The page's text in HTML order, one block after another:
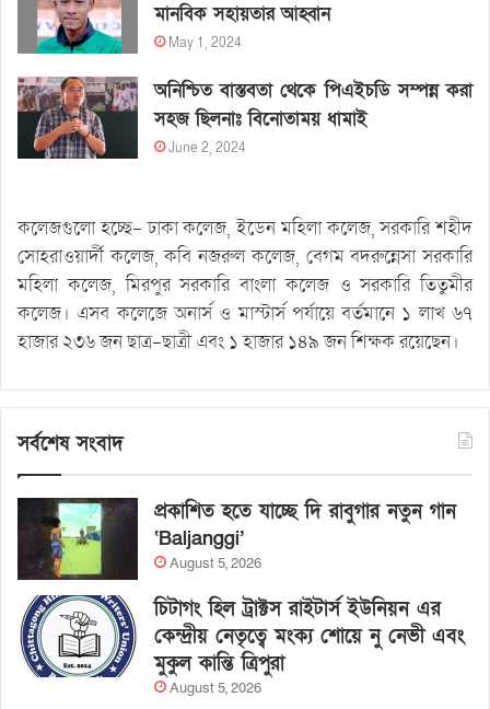
মানবিক সহায়তার আহ্বান
May 1, 2024
অনিশ্চিত বাস্তবতা থেকে পিএইচডি সম্পন্ন করা
সহজ ছিলনাঃ বিনোতাময় ধামাই
June 2, 2024
কলেজগুলো হচ্ছে- ঢাকা কলেজ, ইডেন মহিলা কলেজ, সরকারি শহীদ
সোহরাওয়ার্দী কলেজ, কবি নজরুল কলেজ, বেগম বদরুন্নেসা সরকারি
মহিলা কলেজ, মিরপুর সরকারি বাংলা কলেজ ও সরকারি তিতুমীর
কলেজ। এসব কলেজে অনার্স ও মাস্টার্স পর্যায়ে বর্তমানে ১ লাখ ৬৭
হাজার ২৩৬ জন ছাত্র-ছাত্রী এবং ১ হাজার ১৪৯ জন শিক্ষক রয়েছেন।
সর্বশেষ সংবাদ
প্রকাশিত হতে যাচ্ছে দি রাবুগার নতুন গান
‘Baljanggi’
August 5, 2026
চিটাগং হিল ট্রাক্টস রাইটার্স ইউনিয়ন এর
কেন্দ্রীয় নেতৃত্বে মংক্য শোয়ে নু নেভী এবং
মুকুল কান্তি ত্রিপুরা
August 5, 2026